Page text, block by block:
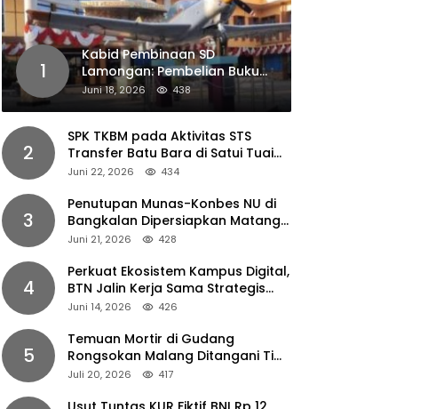
1
Kabid Pembinaan SD
Lamongan: Pembelian Buku
Pendamping Tidak Boleh
Dipaksakan
Juni 18, 2026 438
2
SPK TKBM pada Aktivitas STS
Transfer Batu Bara di Satui Tuai
Sorotan
Juni 22, 2026 434
3
Penutupan Munas-Konbes NU di
Bangkalan Dipersiapkan Matang,
Gus Ipul Turun Tangan
Juni 21, 2026 428
4
Perkuat Ekosistem Kampus Digital,
BTN Jalin Kerja Sama Strategis
dengan UNAIR
Juni 14, 2026 426
5
Temuan Mortir di Gudang
Rongsokan Malang Ditangani Tim
Gegana Polda Jatim
Juli 20, 2026 417